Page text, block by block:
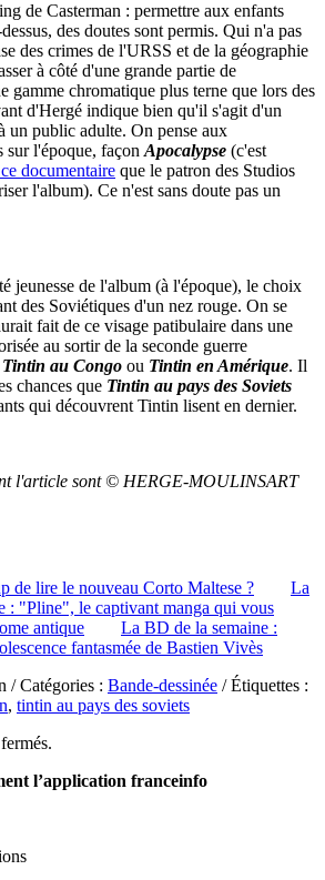
de Casterman : permettre aux enfants
des doutes sont permis. Qui n'a pas
des crimes de l'URSS et de la géographie
à côté d'une grande partie de
gamme chromatique plus terne que lors des
d'Hergé indique bien qu'il s'agit d'un
un public adulte. On pense aux
sur l'époque, façon Apocalypse (c'est
documentaire que le patron des Studios
l'album). Ce n'est sans doute pas un
jeunesse de l'album (à l'époque), le choix
des Soviétiques d'un nez rouge. On se
fait de ce visage patibulaire dans une
au sortir de la seconde guerre
Tintin au Congo ou Tintin en Amérique. Il
chances que Tintin au pays des Soviets
qui découvrent Tintin lisent en dernier.
l'article sont © HERGE-MOULINSART
de lire le nouveau Corto Maltese ?
La
: "Pline", le captivant manga qui vous
antique
La BD de la semaine :
fantasmée de Bastien Vivès
/ Catégories : Bande-dessinée / Étiquettes :
, tintin au pays des soviets
l’application franceinfo